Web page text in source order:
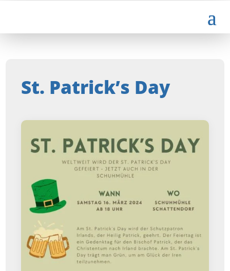
St. Patrick’s Day